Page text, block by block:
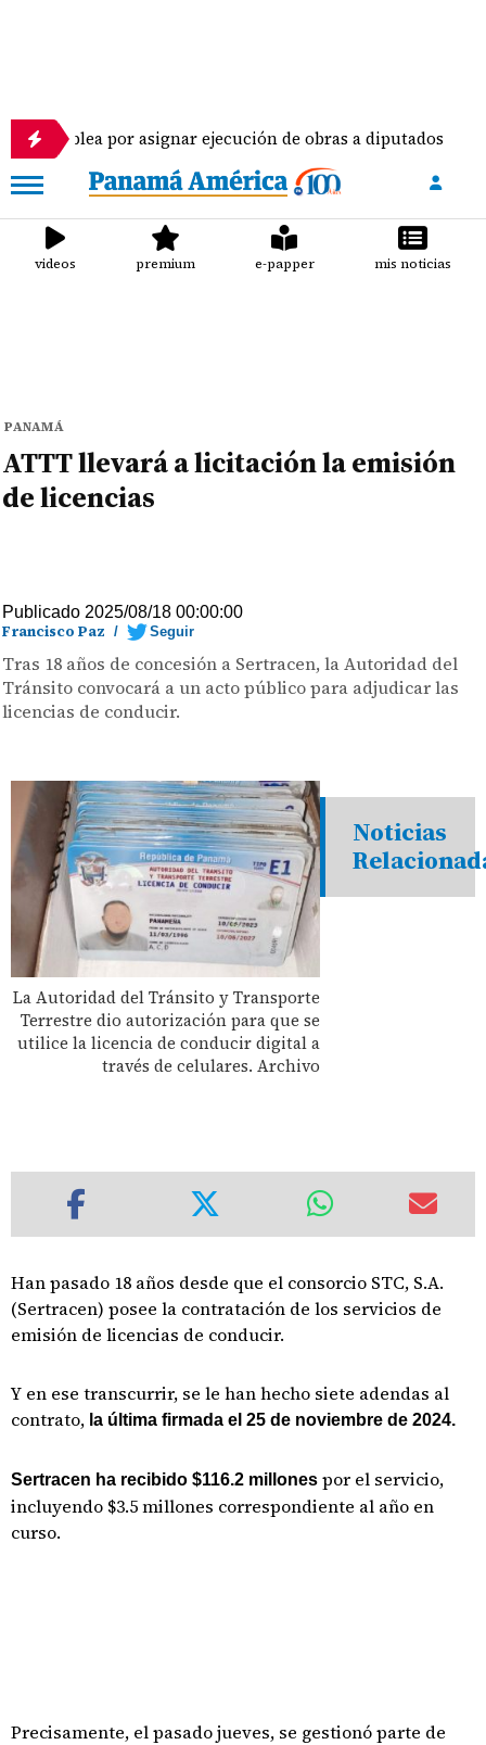
asignar ejecución de obras a diputados
videos premium e-papper mis noticias
PANAMÁ
ATTT llevará a licitación la emisión
de licencias
Publicado 2025/08/18 00:00:00
Francisco Paz / Seguir
Tras 18 años de concesión a Sertracen, la Autoridad del
Tránsito convocará a un acto público para adjudicar las
licencias de conducir.
La Autoridad del Tránsito y Transporte
Terrestre dio autorización para que se
utilice la licencia de conducir digital a
través de celulares. Archivo
Noticias
Han pasado 18 años desde que el consorcio STC, S.A.
(Sertracen) posee la contratación de los servicios de
emisión de licencias de conducir.
Y en ese transcurrir, se le han hecho siete adendas al
contrato, la última firmada el 25 de noviembre de 2024.
Sertracen ha recibido $116.2 millones por el servicio,
incluyendo $3.5 millones correspondiente al año en
curso.
Precisamente, el pasado jueves, se gestionó parte de